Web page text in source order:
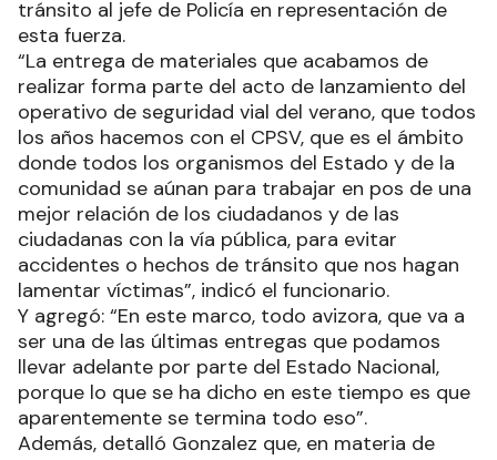
tránsito al jefe de Policía en representación de
esta fuerza.
“La entrega de materiales que acabamos de
realizar forma parte del acto de lanzamiento del
operativo de seguridad vial del verano, que todos
los años hacemos con el CPSV, que es el ámbito
donde todos los organismos del Estado y de la
comunidad se aúnan para trabajar en pos de una
mejor relación de los ciudadanos y de las
ciudadanas con la vía pública, para evitar
accidentes o hechos de tránsito que nos hagan
lamentar víctimas”, indicó el funcionario.
Y agregó: “En este marco, todo avizora, que va a
ser una de las últimas entregas que podamos
llevar adelante por parte del Estado Nacional,
porque lo que se ha dicho en este tiempo es que
aparentemente se termina todo eso”.
Además, detalló Gonzalez que, en materia de